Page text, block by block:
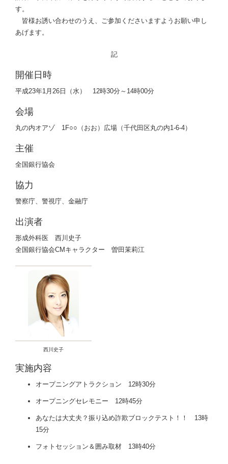
す。
皆様お誘い合わせのうえ、ご参加くださいますようお願い申し
あげます。
記
開催日時
平成23年1月26日（水） 12時30分～14時00分
会場
丸の内オアゾ 1F○○（おお）広場（千代田区丸の内1-6-4）
主催
全国銀行協会
協力
警察庁、警視庁、金融庁
出演者
形成外科医 西川史子
全国銀行協会CMキャラクター 曽田茉莉江
西川史子
実施内容
オープニングアトラクション 12時30分
オープニングセレモニー 12時45分
あなたは大丈夫？振り込め詐欺ブロックテスト！！ 13時
15分
フォトセッション＆囲み取材 13時40分